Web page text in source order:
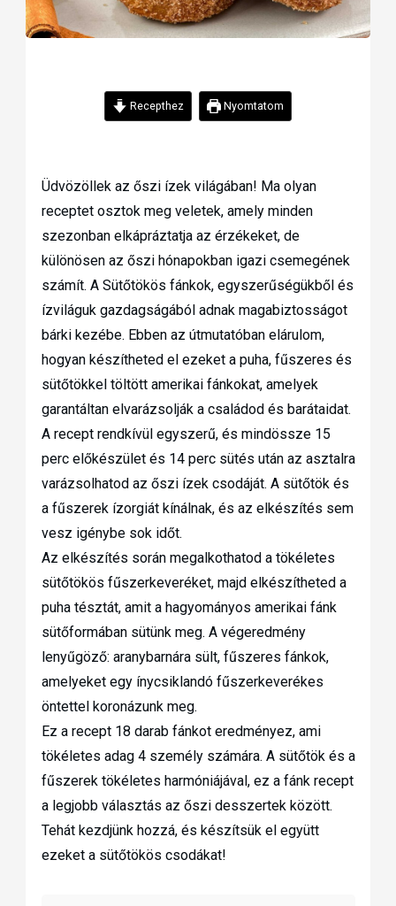
Recepthez Nyomtatom
Üdvözöllek az őszi ízek világában! Ma olyan
receptet osztok meg veletek, amely minden
szezonban elkápráztatja az érzékeket, de
különösen az őszi hónapokban igazi csemegének
számít. A Sütőtökös fánkok, egyszerűségükből és
ízviláguk gazdagságából adnak magabiztosságot
bárki kezébe. Ebben az útmutatóban elárulom,
hogyan készítheted el ezeket a puha, fűszeres és
sütőtökkel töltött amerikai fánkokat, amelyek
garantáltan elvarázsolják a családod és barátaidat.
A recept rendkívül egyszerű, és mindössze 15
perc előkészület és 14 perc sütés után az asztalra
varázsolhatod az őszi ízek csodáját. A sütőtök és
a fűszerek ízorgiát kínálnak, és az elkészítés sem
vesz igénybe sok időt.
Az elkészítés során megalkothatod a tökéletes
sütőtökös fűszerkeveréket, majd elkészítheted a
puha tésztát, amit a hagyományos amerikai fánk
sütőformában sütünk meg. A végeredmény
lenyűgöző: aranybarnára sült, fűszeres fánkok,
amelyeket egy ínycsiklandó fűszerkeverékes
öntettel koronázunk meg.
Ez a recept 18 darab fánkot eredményez, ami
tökéletes adag 4 személy számára. A sütőtök és a
fűszerek tökéletes harmóniájával, ez a fánk recept
a legjobb választás az őszi desszertek között.
Tehát kezdjünk hozzá, és készítsük el együtt
ezeket a sütőtökös csodákat!